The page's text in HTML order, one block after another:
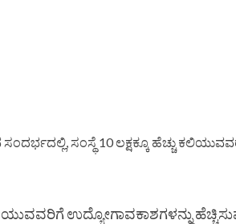
ಸಂಸ್ಥೆ 10 ಲಕ್ಷಕ್ಕೂ ಹೆಚ್ಚು
ಉದ್ಯೋಗಾವಕಾಶಗಳನ್ನು